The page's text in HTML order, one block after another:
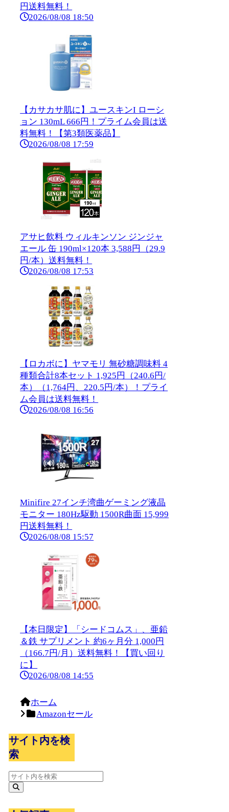
円送料無料！
2026/08/08 18:50
【カサカサ肌に】ユースキンI ローシ
ョン 130mL 666円！プライム会員は送
料無料！【第3類医薬品】
2026/08/08 17:59
アサヒ飲料 ウィルキンソン ジンジャ
エール 缶 190ml×120本 3,588円（29.9
円/本）送料無料！
2026/08/08 17:53
【ロカボに】ヤマモリ 無砂糖調味料 4
種類合計8本セット 1,925円（240.6円/
本）（1,764円、220.5円/本）！プライ
ム会員は送料無料！
2026/08/08 16:56
Minifire 27インチ湾曲ゲーミング液晶
モニター 180Hz駆動 1500R曲面 15,999
円送料無料！
2026/08/08 15:57
【本日限定】「シードコムス」、亜鉛
＆鉄 サプリメント 約6ヶ月分 1,000円
（166.7円/月）送料無料！【買い回り
に】
2026/08/08 14:55
ホーム
Amazonセール
サイト内を検
索